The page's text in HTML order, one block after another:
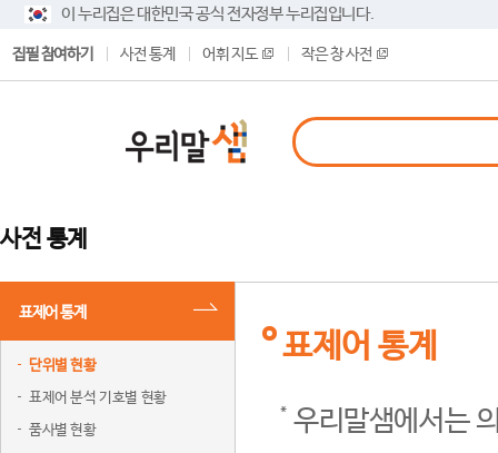
이 누리집은 대한민국 공식 전자정부 누리집입니다.
집필 참여하기 사전 통계 어휘 지도 작은 창 사전
사전 통계
표제어 통계
단위별 현황
표제어 분석 기호별 현황
품사별 현황
표제어 통계
우리말샘에서는